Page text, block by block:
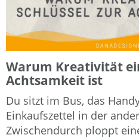
Warum Kreativität
Achtsamkeit ist
Du sitzt im Bus, das
Einkaufszettel in der
Zwischendurch ploppt